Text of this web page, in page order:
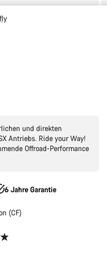
und direkten
Antriebs. Ride your Way!
Offroad-Performance
6 Jahre Garantie
(CF)